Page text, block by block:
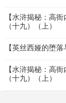
【水浒揭秘：高
（十九）（上）
【英丝西娅的堕
【水浒揭秘：高
（十九）（上）